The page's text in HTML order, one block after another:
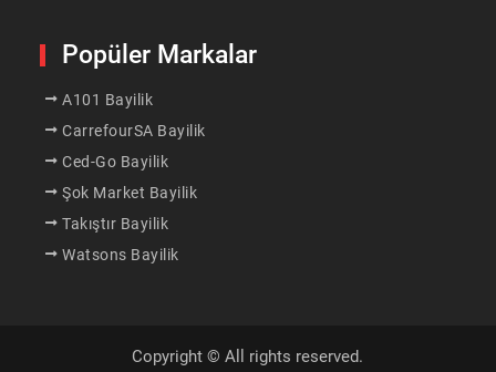
Popüler Markalar
A101 Bayilik
CarrefourSA Bayilik
Ced-Go Bayilik
Şok Market Bayilik
Takıştır Bayilik
Watsons Bayilik
Copyright © All rights reserved.